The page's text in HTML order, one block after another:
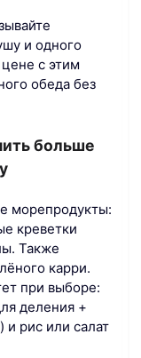
и одного
с этим
обеда без
больше
морепродукты:
креветки
Также
карри.
при выборе:
деления +
и рис или салат